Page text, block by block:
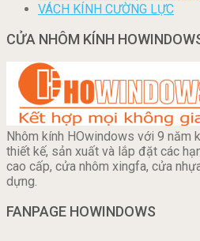
VÁCH KÍNH CƯỜNG LỰC
CỬA NHÔM KÍNH
Nhôm kính HOwindows với 9 năm
thiết kế, sản xuất và lắp đặt các
cao cấp, cửa nhôm xingfa, cửa
dựng.
FANPAGE HOWINDOWS